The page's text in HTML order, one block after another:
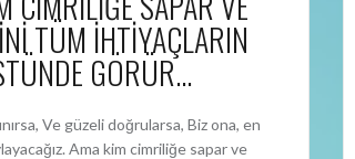
TÜM İHTİYAÇLARIN
GÖRÜR…
Ve güzeli doğrularsa, Biz ona, en
Ama kim cimriliğe sapar ve